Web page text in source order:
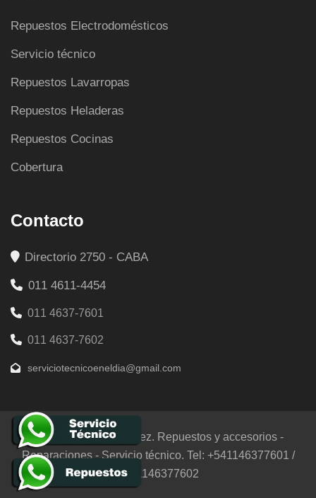
Repuestos Electrodomésticos
Servicio técnico
Repuestos Lavarropas
Repuestos Heladeras
Repuestos Cocinas
Cobertura
Contacto
Directorio 2750 - CABA
011 4611-4454
011 4637-7601
011 4637-7602
serviciotecnicoeneldia@gmail.com
© 2025 Empresa Lopez. Repuestos y accesorios -
Reparaciones - Servicio técnico. Tel: +541146377601 /
+541146377602